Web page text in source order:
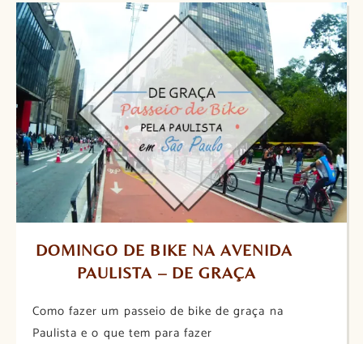
DOMINGO DE BIKE NA AVENIDA
PAULISTA – DE GRAÇA
Como fazer um passeio de bike de graça na
Paulista e o que tem para fazer